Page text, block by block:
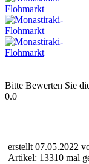
Bitte Bewerten Sie
0.0
erstellt 07.05.2022
Artikel: 13310 mal